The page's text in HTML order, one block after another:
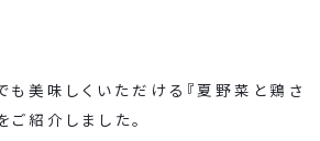
も美味しくいただける『夏野菜と鶏さ
ご紹介しました。